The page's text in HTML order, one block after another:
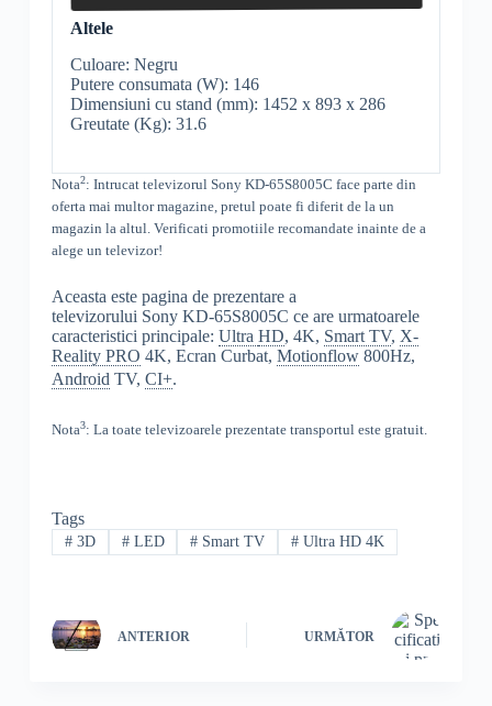
Altele
Culoare: Negru
Putere consumata (W): 146
Dimensiuni cu stand (mm): 1452 x 893 x 286
Greutate (Kg): 31.6
Nota2: Intrucat televizorul Sony KD-65S8005C face parte din
oferta mai multor magazine, pretul poate fi diferit de la un
magazin la altul . Verificati promotiile recomandate inainte de a
alege un televizor!
Aceasta este pagina de prezentare a
televizorului Sony KD-65S8005C ce are urmatoarele
caracteristici principale: Ultra HD, 4K, Smart TV, X-
Reality PRO 4K, Ecran Curbat, Motionflow800Hz,
Android TV, CI+.
Nota3: La toate televizoarele prezentate transportul este gratuit.
Tags
#3D #LED # Smart TV # Ultra HD 4K
ANTERIOR URMĂTOR